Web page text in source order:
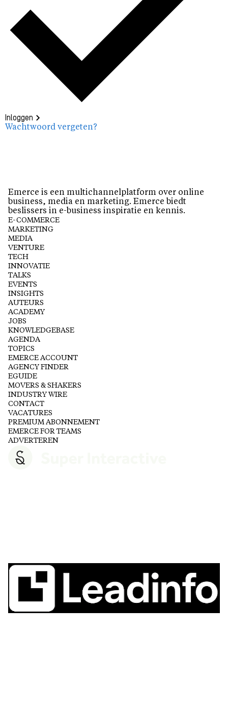
Inloggen
Wachtwoord vergeten?
Emerce is een multichannelplatform over online
business, media en marketing. Emerce biedt
beslissers in e-business inspiratie en kennis.
E-COMMERCE
MARKETING
MEDIA
VENTURE
TECH
INNOVATIE
TALKS
EVENTS
INSIGHTS
AUTEURS
ACADEMY
JOBS
KNOWLEDGEBASE
AGENDA
TOPICS
EMERCE ACCOUNT
AGENCY FINDER
EGUIDE
MOVERS & SHAKERS
INDUSTRY WIRE
CONTACT
VACATURES
PREMIUM ABONNEMENT
EMERCE FOR TEAMS
ADVERTEREN